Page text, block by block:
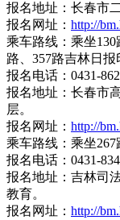
报名地址：长春市
报名网址： http://
乘车路线：乘坐
路、357路吉林日报
报名电话：0431-
报名地址：长春市
层。
报名网址： http://
乘车路线：乘坐267
报名电话：0431-
报名地址：吉林司
教育。
报名网址： http://